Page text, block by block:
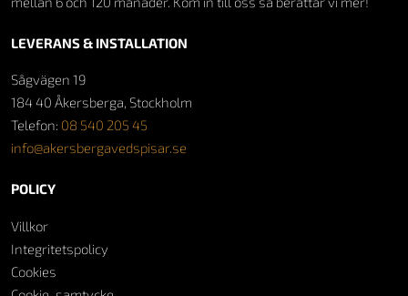
LEVERANS & INSTALLATION
Sågvägen 19
184 40 Åkersberga, Stockholm
Telefon: 08 540 205 45
info@akersbergavedspisar.se
POLICY
Villkor
Integritetspolicy
Cookies